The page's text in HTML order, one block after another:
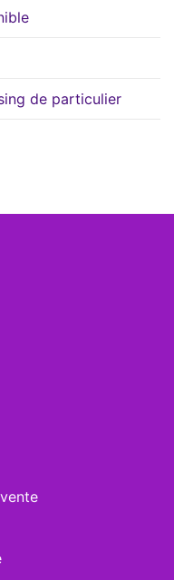
de particulier